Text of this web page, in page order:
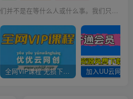
有时候，我们并不是在等什么人或什么事。我们只是在静待岁月改变自己
全网VIP课程 无损下载~